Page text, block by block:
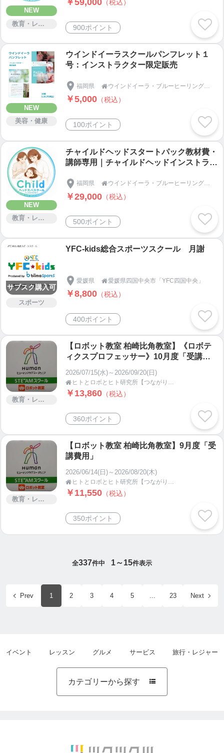
NEW
教育・レッスン・講習
（税込）
900ポイント
NEW
美容・健康
ウインドイーラスクールパンフレット１
号：インストラクター限定販売
福岡県  ウインドイーラ・ブルーヒーリングスクール｜アジアンビューティー協会｜Asian Beauty assoc
￥5,000 （税込）
100ポイント
NEW
教育・レッスン・講習
チャイルドヘッドスタートパック教材費・
講師専用｜チャイルドヘッドインストラク
グ・ヘッドスパスクール
福岡県  ウインドイーラ・ブルーヒーリングスクール｜アジアンビューティー協会｜Asian Beauty assoc
￥29,000 （税込）
500ポイント
サブスク購入可
スポーツ
YFC-kids総合スポーツスクール 月謝
愛媛県 愛媛県四国中央市「YFC四国中央」
￥8,800 （税込）
400ポイント
教育・レッスン・講習
【ロボット教室 柏崎比角教室】《ロボテ
ィクスプロフェッサー》10月度「受講費
2026/07/15(水)～2026/09/20(日)
 ヒトとロボとヒト研究所【つながりあう健幸運脳遊具】新潟県柏崎市
￥13,860 （税込）
360ポイント
教育・レッスン・講習
【ロボット教室 柏崎比角教室】9月度「受
講費用」
2026/06/14(日)～2026/08/20(木)
 ヒトとロボとヒト研究所【つながりあう健幸運脳遊具】新潟県柏崎市
￥11,550 （税込）
350ポイント
全337件中 1～15件表示
Prev 1 2 3 4 5 ... 23 Next
イベント レッスン グルメ サービス 旅行・レジャー
カテゴリーから探す 